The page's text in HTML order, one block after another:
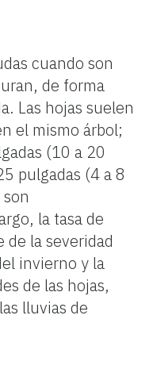
cuando son
de forma
Las hojas suelen
el mismo árbol;
(10 a 20
pulgadas (4 a 8
la tasa de
de la severidad
invierno y la
de las hojas,
lluvias de